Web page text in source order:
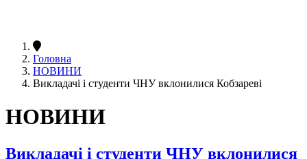
Головна
НОВИНИ
Викладачі і студенти ЧНУ вклонилися Кобзареві
НОВИНИ
Викладачі і студенти ЧНУ вклонилися